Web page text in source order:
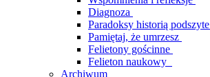
Diagnoza
Paradoksy historią podszyte
Pamiętaj, że umrzesz
Felietony gościnne
Felieton naukowy
Archiwum